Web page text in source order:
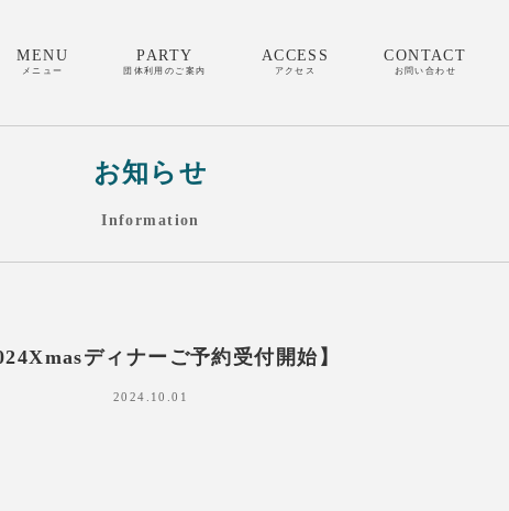
MENU
メニュー
PARTY
団体利用のご案内
ACCESS
アクセス
CONTACT
お問い合わせ
お知らせ
Information
ディナーご予約受付開始】
2024.10.01